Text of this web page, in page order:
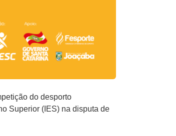
do desporto
Superior (IES) na disputa de